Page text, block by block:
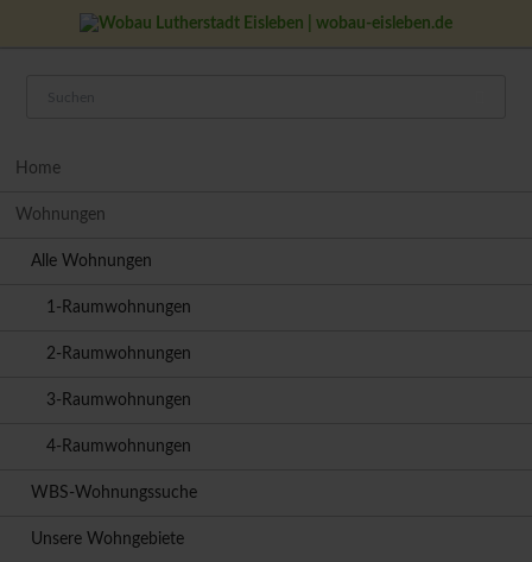
Home
Wohnungen
Alle Wohnungen
1-Raumwohnungen
2-Raumwohnungen
3-Raumwohnungen
4-Raumwohnungen
WBS-Wohnungssuche
Unsere Wohngebiete